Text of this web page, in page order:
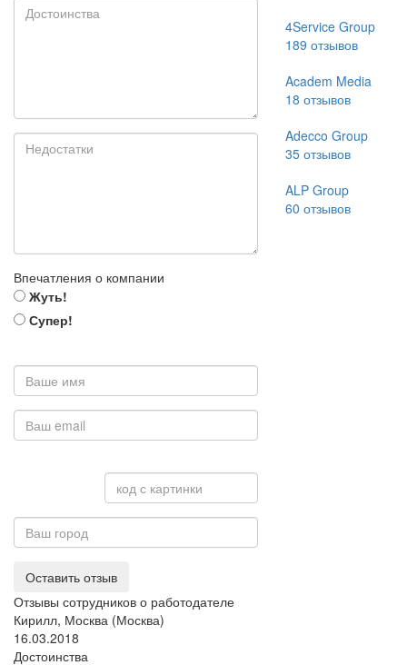
Впечатления о компании
Жуть!
Супер!
Оставить отзыв
Отзывы сотрудников о работодателе
Кирилл, Москва (Москва)
16.03.2018
Достоинства
4Service Group
189 отзывов
Academ Media
18 отзывов
Adecco Group
35отзывов
ALP Group
60 отзывов